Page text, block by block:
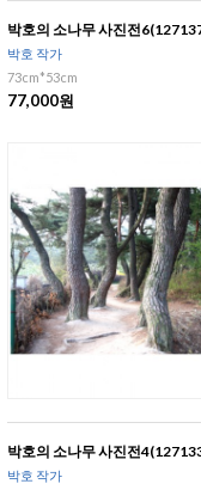
박호의 소나무 사진전
박호 작가
73cm*53cm
77,000원
박호의 소나무 사진전
박호 작가